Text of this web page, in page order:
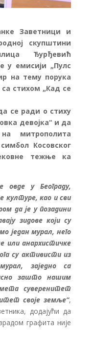
Заветници и
скупштини
Ђурђевић
у емисији „Пулс
на тему порука
стихом „Кад се
се ради о стиху
девојка“ и да
митрополита
Косовског
тежње ка
овде у Београду,
културе, као и сви
да је у позадини
зидове који су
један мурал, него
или анархистичке
су активисти из
заједно са
зашто нашим
суверенитет
своје земље“,
додајући да
графита није